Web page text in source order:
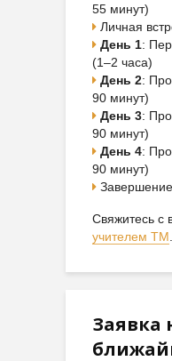
55 минут)
Личная
День 1:
(1–2 часа)
День 2:
90 минут)
День 3:
90 минут)
День 4:
90 минут)
Свяжитесь с
учителем ТМ.
Заявка